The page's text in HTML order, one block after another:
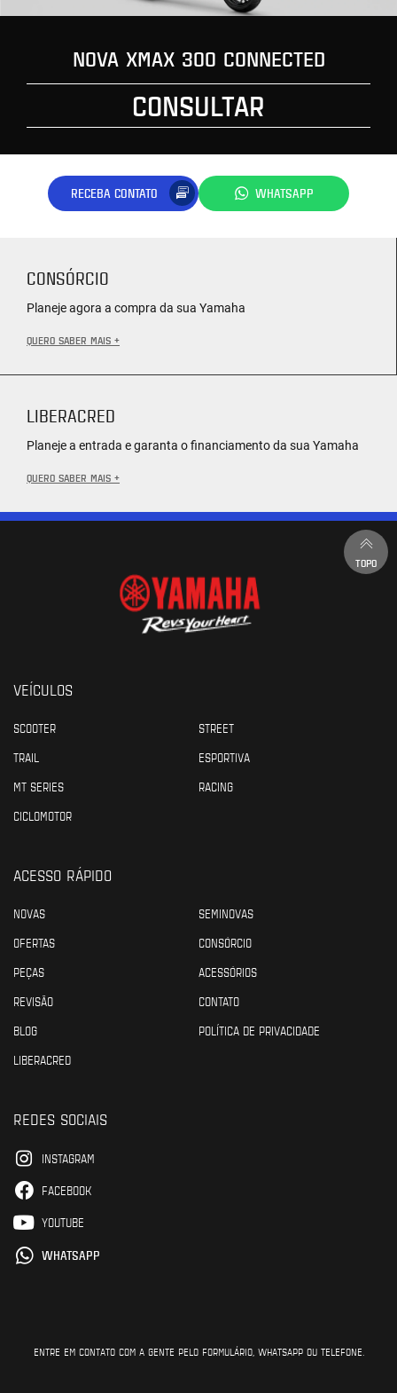
NOVA XMAX 300 CONNECTED
CONSULTAR
RECEBA CONTATO WHATSAPP
CONSÓRCIO
Planeje agora a compra da sua Yamaha
QUERO SABER MAIS +
LIBERACRED
Planeje a entrada e garanta o financiamento da sua Yamaha
QUERO SABER MAIS +
TOPO
VEÍCULOS
SCOOTER
STREET
TRAIL
ESPORTIVA
MT SERIES
RACING
CICLOMOTOR
ACESSO RÁPIDO
NOVAS
SEMINOVAS
OFERTAS
CONSÓRCIO
PEÇAS
ACESSÓRIOS
REVISÃO
CONTATO
BLOG
POLÍTICA DE PRIVACIDADE
LIBERACRED
REDES SOCIAIS
INSTAGRAM
FACEBOOK
YOUTUBE
WHATSAPP
ENTRE EM CONTATO COM A GENTE PELO FORMULÁRIO, WHATSAPP OU TELEFONE.